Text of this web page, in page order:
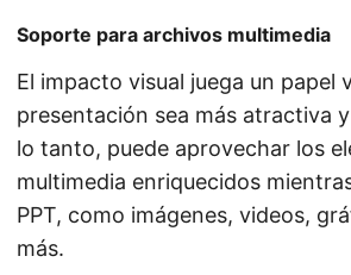
Soporte para archivos multimedia
El impacto visual juega un papel
presentación sea más atractiva
lo tanto, puede aprovechar los
multimedia enriquecidos
PPT, como imágenes, videos,
más.